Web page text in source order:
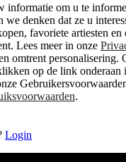
informatie om u te
we denken dat ze u
favoriete artiesten en
Lees meer in onze
omtrent personalisering.
op de link onderaan
.
Login